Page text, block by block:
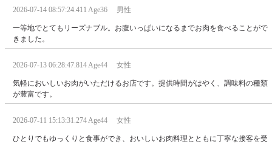
2026-07-14 08:57:24.411 Age36 男性
一等地でとてもリーズナブル。お腹いっぱいになるまでお肉を食べることがで
きました。
2026-07-13 06:28:47.814 Age44 女性
気軽においしいお肉がいただけるお店です。提供時間がはやく、調味料の種類
が豊富です。
2026-07-11 15:13:31.274 Age44 女性
ひとりでもゆっくりと食事ができ、おいしいお肉料理とともに丁寧な接客を受